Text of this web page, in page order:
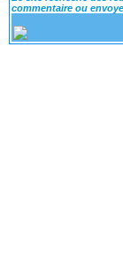
commentaire ou